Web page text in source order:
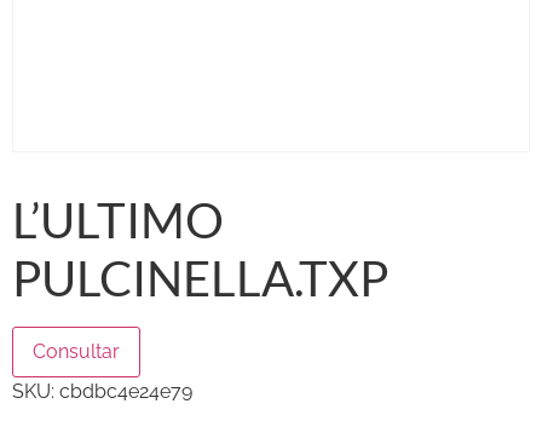
L’ULTIMO
PULCINELLA.TXP
Consultar
SKU: cbdbc4e24e79